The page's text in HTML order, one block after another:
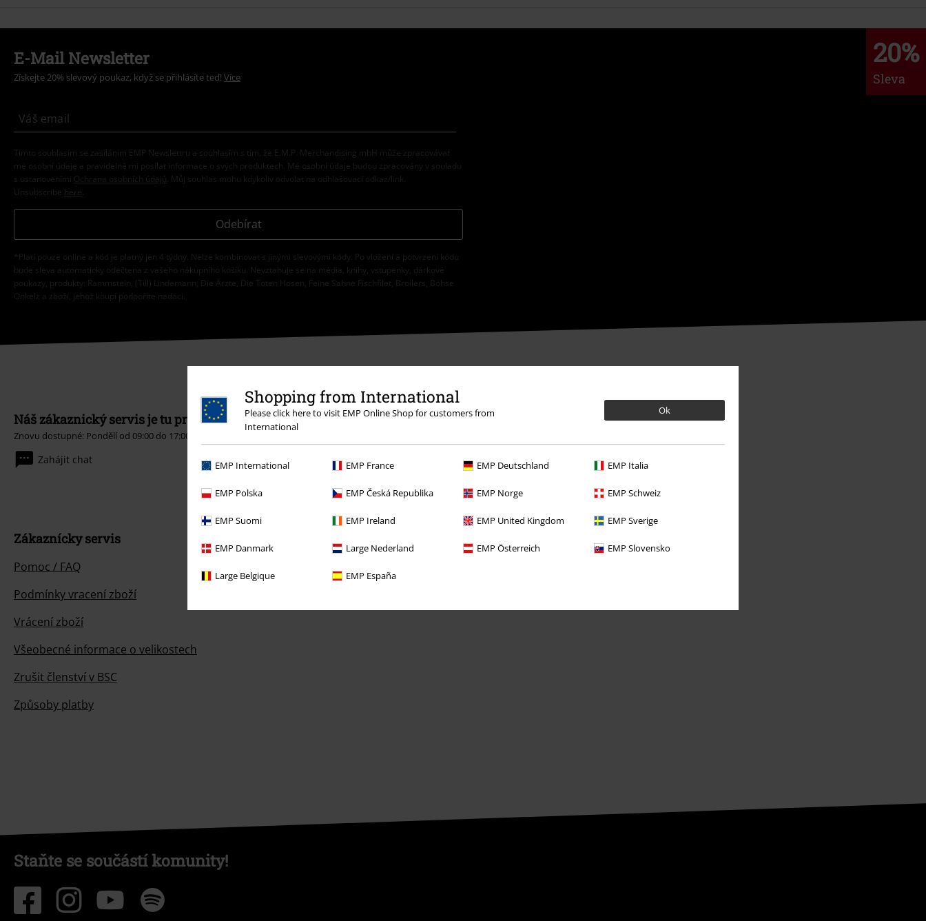
Shopping from International
Please click here to visit EMP Online Shop for customers from
International
Ok
EMP International EMP France EMP Deutschland EMP Italia
EMP Polska EMP Česká Republika EMP Norge EMP Schweiz
EMP Suomi EMP Ireland EMP United Kingdom EMP Sverige
EMP Danmark Large Nederland EMP Österreich EMP Slovensko
Large Belgique EMP España
20%
Sleva
E-Mail Newsletter
Získejte 20% slevový poukaz, když se přihlásíte teď! Více
Tímto souhlasím se zasíláním EMP Newslettru a souhlasím s tím, že E.M.P. Merchandising mbH může zpracovávat
mé osobní údaje a pravidelně mi posílat informace o svých produktech. Mé osobní údaje budou zpracovány v souladu
s ustanoveními
Ochrana osobních údajů . Můj souhlas mohu kdykoliv odvolat na odhlašovací odkaz/link.
Unsubscribe here
Odebírat
*Platí pouze online a kód je platný jen 4 týdny. Nelze kombinovat s jinými slevovými kódy. Po vložení a potvrzení kódu
bude sleva automaticky odečtena z vašeho nákupního košíku. Nevztahuje se na média, knihy, vstupenky, dárkové
poukazy, produkty: Rammstein, (Till) Lindemann, Die Ärzte, Die Toten Hosen, Feine Sahne Fischfilet, Broilers, Böhse
Onkelz a zboží, jehož koupí podpoříte nadaci.
Náš zákaznický servis je tu pro vás
Znovu dostupné: Pondělí od 09:00 do 17:00.
Zahájit chat
Zákaznícky servis
Pomoc / FAQ
Podmínky vracení zboží
Vrácení zboží
Všeobecné informace o velikostech
Zrušit členství v BSC
Způsoby platby
Staňte se součástí komunity!